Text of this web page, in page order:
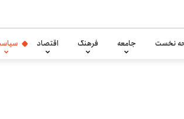
نخست جامعه فرهنگ اقتصاد